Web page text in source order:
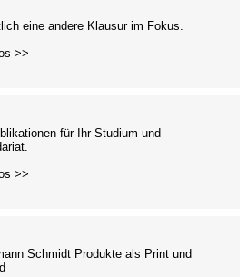
eine andere Klausur im Fokus.
>>
für Ihr Studium und
>>
Schmidt Produkte als Print und